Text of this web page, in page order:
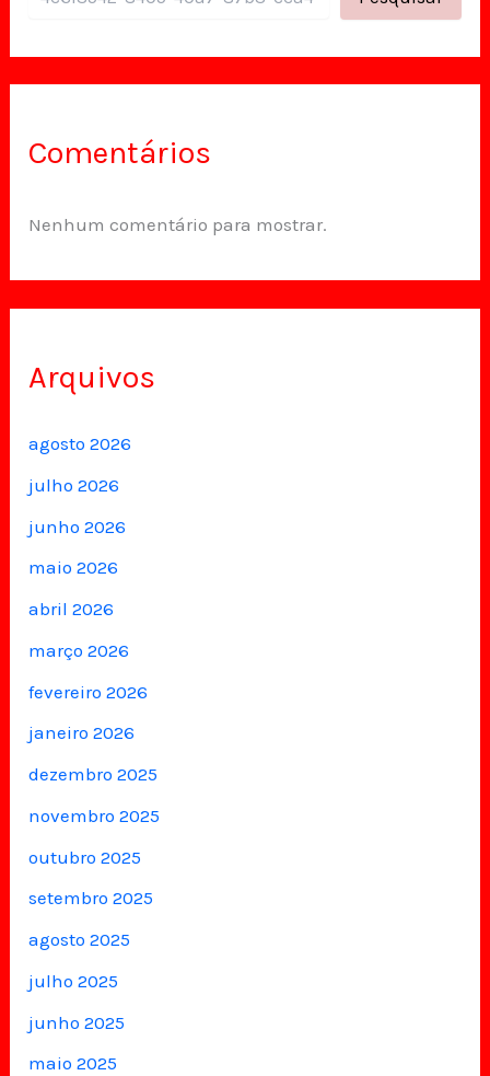
Comentários
Nenhum comentário para mostrar.
Arquivos
agosto 2026
julho 2026
junho 2026
maio 2026
abril 2026
março 2026
fevereiro 2026
janeiro 2026
dezembro 2025
novembro 2025
outubro 2025
setembro 2025
agosto 2025
julho 2025
junho 2025
maio 2025